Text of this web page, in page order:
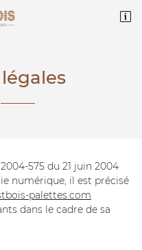

575 du 21 juin 2004
numérique, il est précisé
palettes.com
dans le cadre de sa